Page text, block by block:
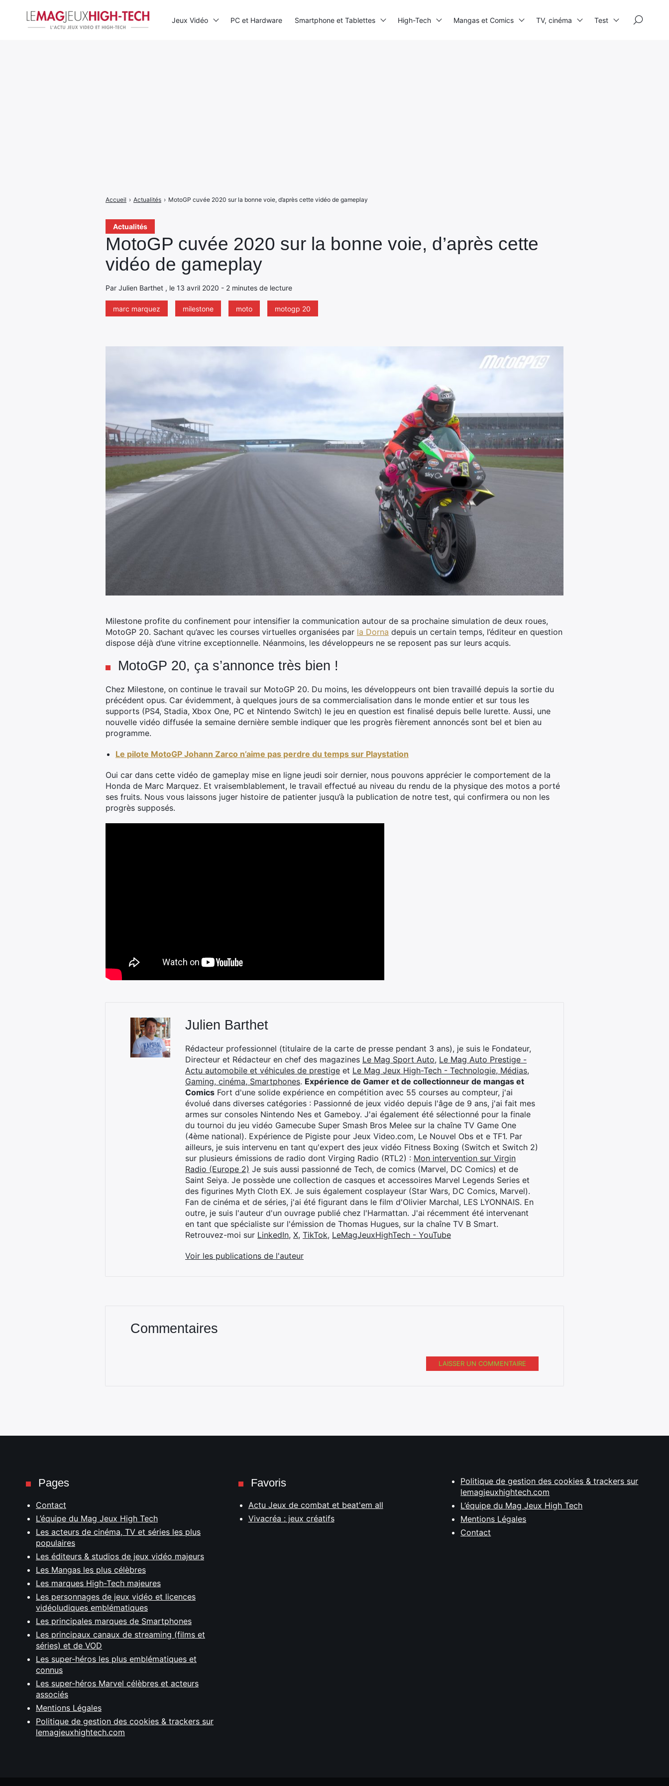
Actualités
MotoGP cuvée 2020 sur la bonne voie, d’après cette
vidéo de gameplay
Par Julien Barthet , le 13 avril 2020 - 2 minutes de lecture
marc marquez milestone moto motogp 20
Accueil › Actualités › MotoGP cuvée 2020 sur la bonne voie, d’après cette vidéo de gameplay
Milestone profite du confinement pour intensifier la communication autour de sa prochaine simulation de deux roues,
MotoGP 20. Sachant qu’avec les courses virtuelles organisées par la Dorna depuis un certain temps, l’éditeur en question
dispose déjà d’une vitrine exceptionnelle. Néanmoins, les développeurs ne se reposent pas sur leurs acquis.
MotoGP 20, ça s’annonce très bien !
Chez Milestone, on continue le travail sur MotoGP 20. Du moins, les développeurs ont bien travaillé depuis la sortie du
précédent opus. Car évidemment, à quelques jours de sa commercialisation dans le monde entier et sur tous les
supports (PS4, Stadia, Xbox One, PC et Nintendo Switch) le jeu en question est finalisé depuis belle lurette. Aussi, une
nouvelle vidéo diffusée la semaine dernière semble indiquer que les progrès fièrement annoncés sont bel et bien au
programme.
Le pilote MotoGP Johann Zarco n’aime pas perdre du temps sur Playstation
Oui car dans cette vidéo de gameplay mise en ligne jeudi soir dernier, nous pouvons apprécier le comportement de la
Honda de Marc Marquez. Et vraisemblablement, le travail effectué au niveau du rendu de la physique des motos a porté
ses fruits. Nous vous laissons juger histoire de patienter jusqu’à la publication de notre test, qui confirmera ou non les
progrès supposés.
Julien Barthet
Rédacteur professionnel (titulaire de la carte de presse pendant 3 ans), je suis le Fondateur,
Directeur et Rédacteur en chef des magazines Le Mag Sport Auto, Le Mag Auto Prestige -
Actu automobile et véhicules de prestige et Le Mag Jeux High-Tech - Technologie, Médias,
Gaming, cinéma, Smartphones. Expérience de Gamer et de collectionneur de mangas et
Comics Fort d'une solide expérience en compétition avec 55 courses au compteur, j'ai
évolué dans diverses catégories : Passionné de jeux vidéo depuis l'âge de 9 ans, j'ai fait mes
armes sur consoles Nintendo Nes et Gameboy. J'ai également été sélectionné pour la finale
du tournoi du jeu vidéo Gamecube Super Smash Bros Melee sur la chaîne TV Game One
(4ème national). Expérience de Pigiste pour Jeux Video.com, Le Nouvel Obs et e TF1. Par
ailleurs, je suis intervenu en tant qu'expert des jeux vidéo Fitness Boxing (Switch et Switch 2)
sur plusieurs émissions de radio dont Virging Radio (RTL2) : Mon intervention sur Virgin
Radio (Europe 2) Je suis aussi passionné de Tech, de comics (Marvel, DC Comics) et de
Saint Seiya. Je possède une collection de casques et accessoires Marvel Legends Series et
des figurines Myth Cloth EX. Je suis également cosplayeur (Star Wars, DC Comics, Marvel).
Fan de cinéma et de séries, j'ai été figurant dans le film d'Olivier Marchal, LES LYONNAIS. En
outre, je suis l'auteur d'un ouvrage publié chez l'Harmattan. J'ai récemment été intervenant
en tant que spécialiste sur l'émission de Thomas Hugues, sur la chaîne TV B Smart.
Retrouvez-moi sur LinkedIn, X, TikTok, LeMagJeuxHighTech - YouTube
Voir les publications de l'auteur
Commentaires
LAISSER UN COMMENTAIRE
Jeux Vidéo PC et Hardware Smartphone et Tablettes High-Tech Mangas et Comics TV, cinéma Test
Pages
Contact
L’équipe du Mag Jeux High Tech
Les acteurs de cinéma, TV et séries les plus
populaires
Les éditeurs & studios de jeux vidéo majeurs
Les Mangas les plus célèbres
Les marques High-Tech majeures
Les personnages de jeux vidéo et licences
vidéoludiques emblématiques
Les principales marques de Smartphones
Les principaux canaux de streaming (films et
séries) et de VOD
Les super-héros les plus emblématiques et
connus
Les super-héros Marvel célèbres et acteurs
associés
Mentions Légales
Politique de gestion des cookies & trackers sur
lemagjeuxhightech.com
Favoris
Actu Jeux de combat et beat'em all
Vivacréa : jeux créatifs
Politique de gestion des cookies & trackers sur
lemagjeuxhightech.com
L’équipe du Mag Jeux High Tech
Mentions Légales
Contact